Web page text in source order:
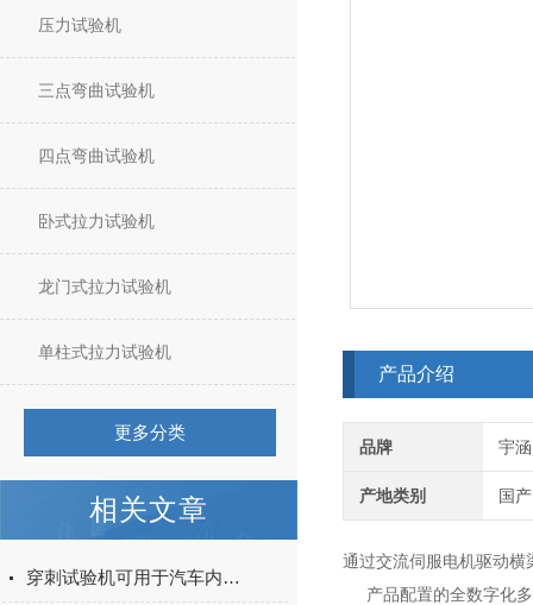
压力试验机
三点弯曲试验机
四点弯曲试验机
卧式拉力试验机
龙门式拉力试验机
单柱式拉力试验机
更多分类
相关文章
穿刺试验机可用于汽车内饰表皮、防撞缓冲材料得性能测试
产品介绍
品牌 宇涵
产地类别 国产
通过交流伺服电机驱动
产品配置的全数字化多